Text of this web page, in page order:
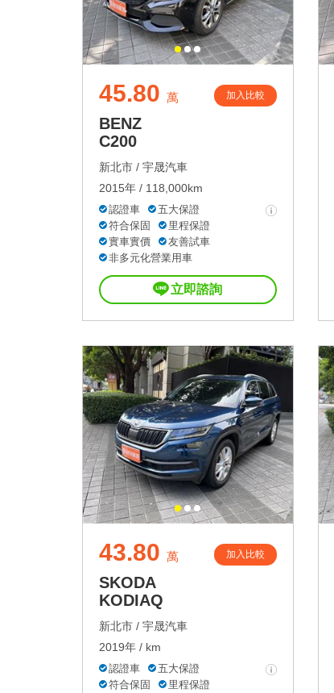
45.80 萬 加入比較
BENZ
C200
新北市 / 宇晟汽車
2015年 / 118,000km
認證車
五大保證
符合保固
里程保證
實車實價
友善試車
非多元化營業用車
立即諮詢
43.80 萬 加入比較
SKODA
KODIAQ
新北市 / 宇晟汽車
2019年 / km
認證車
五大保證
符合保固
里程保證